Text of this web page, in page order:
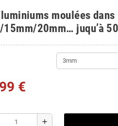
moulées
20mm… juqu’à
€
add